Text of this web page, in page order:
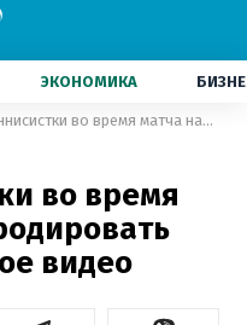
ЭКОНОМИКА
Стоны теннисистки во время матча начали пародировать зрители: курьезное видео
во время
видео